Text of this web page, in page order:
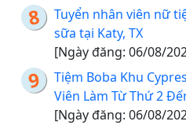
Tuyển nhân viên nữ
sữa tại Katy, TX
[Ngày đăng: 06/08/
Tiệm Boba Khu
Viên Làm Từ Thứ 2
[Ngày đăng: 06/08/